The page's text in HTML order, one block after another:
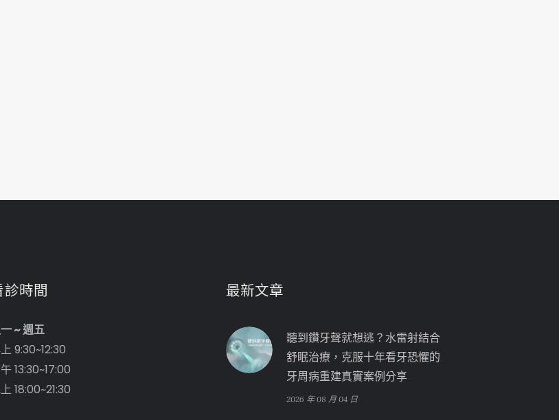
診時間
~ 週五
9:30~12:30
13:30~17:00
18:00~21:30
最新文章
聽到鑽牙聲就想逃？水雷射結合
舒眠治療，克服十年看牙恐懼的
牙周病重建真實案例分享
2026 年 08 月 04 日